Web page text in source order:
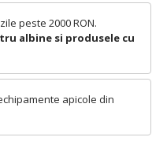
peste 2000 RON.
albine si produsele cu
apicole din